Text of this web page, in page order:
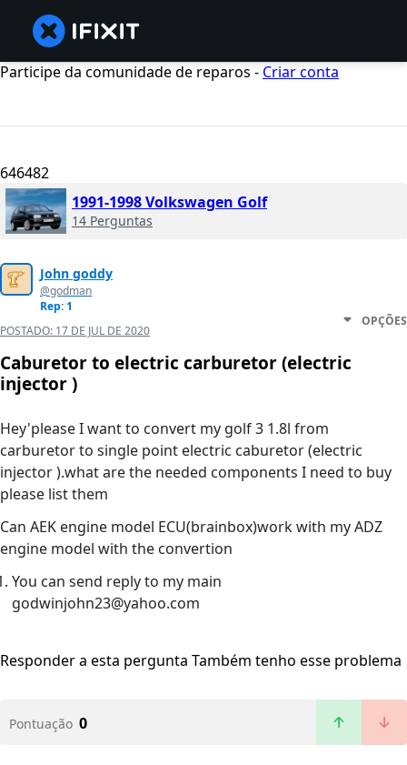
Participe da comunidade de reparos - Criar conta
646482
1991-1998 Volkswagen Golf
14 Perguntas
John goddy
@godman
Rep: 1
POSTADO: 17 DE JUL DE 2020
OPÇÕES
Caburetor to electric carburetor (electric
injector )
Hey'please I want to convert my golf 3 1.8l from
carburetor to single point electric caburetor (electric
injector ).what are the needed components I need to buy
please list them
Can AEK engine model ECU(brainbox)work with my ADZ
engine model with the convertion
You can send reply to my main
godwinjohn23@yahoo.com
Responder a esta pergunta Também tenho esse problema
Pontuação 0